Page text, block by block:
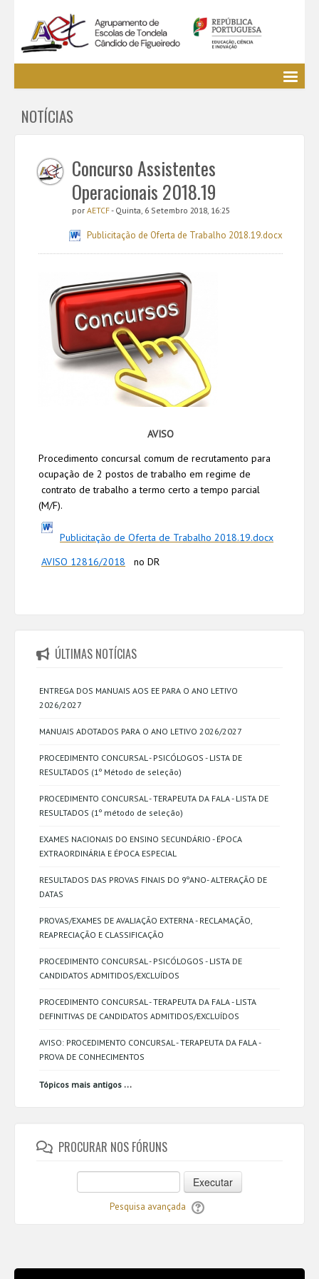
EE / Alunos
Cursos Profissionais
Bibliotecas
Media AETCF
Legislação
Utilizador não identificado. (
NOTÍCIAS
Concurso Assistentes
Operacionais 2018.19
por AETCF- Quinta, 6 Setembro 2018, 16:25
Publicitação de Oferta de Trabalho 2018.19.docx
AVISO
Procedimento concursal comum de recrutamento para
ocupação de 2 postos de trabalho em regime de
contrato de trabalho a termo certo a tempo parcial
(M/F).
Publicitação de Oferta de Trabalho 2018.19.docx
AVISO 12816/2018 no DR
ÚLTIMAS NOTÍCIAS
ENTREGA DOS MANUAIS AOS EE PARA O ANO LETIVO
2026/2027
MANUAIS ADOTADOS PARA O ANO LETIVO 2026/2027
PROCEDIMENTO CONCURSAL - PSICÓLOGOS - LISTA DE
RESULTADOS (1º Método de seleção)
PROCEDIMENTO CONCURSAL - TERAPEUTA DA FALA - LISTA DE
RESULTADOS (1º método de seleção)
EXAMES NACIONAIS DO ENSINO SECUNDÁRIO - ÉPOCA
EXTRAORDINÁRIA E ÉPOCA ESPECIAL
RESULTADOS DAS PROVAS FINAIS DO 9ºANO- ALTERAÇÃO DE
DATAS
PROVAS/EXAMES DE AVALIAÇÃO EXTERNA - RECLAMAÇÃO,
REAPRECIAÇÃO E CLASSIFICAÇÃO
PROCEDIMENTO CONCURSAL - PSICÓLOGOS - LISTA DE
CANDIDATOS ADMITIDOS/EXCLUÍDOS
PROCEDIMENTO CONCURSAL - TERAPEUTA DA FALA - LISTA
DEFINITIVAS DE CANDIDATOS ADMITIDOS/EXCLUÍDOS
AVISO: PROCEDIMENTO CONCURSAL - TERAPEUTA DA FALA -
PROVA DE CONHECIMENTOS
Tópicos mais antigos ...
PROCURAR NOS FÓRUNS
Executar
Pesquisa avançada